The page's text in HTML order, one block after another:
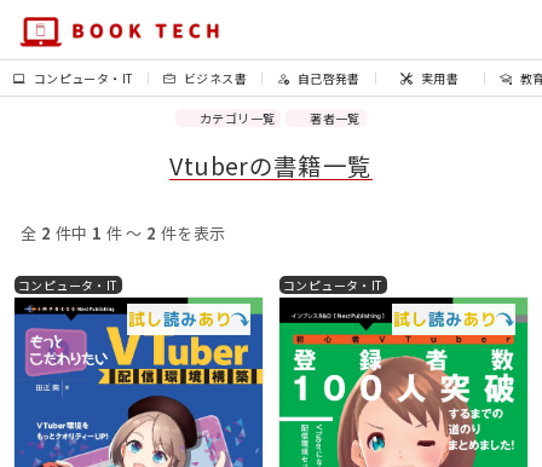
コンピュータ・IT ビジネス書 自己啓発書 実用書 教
カテゴリ一覧 著者一覧
Vtuberの書籍一覧
全 2 件中 1 件 〜 2 件を表示
コンピュータ・IT コンピュータ・IT